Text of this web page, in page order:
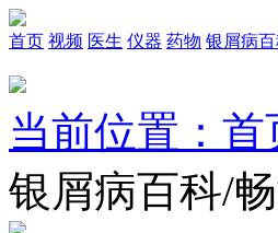
首页 视频 医生 仪器 药物 银屑病
当前位置：首
银屑病百科/